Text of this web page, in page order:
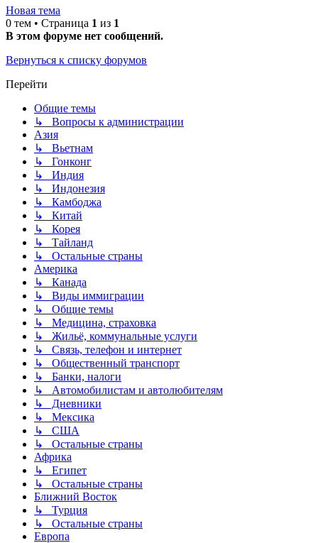
Новая тема
0 тем • Страница 1 из 1
В этом форуме нет сообщений.
Вернуться к списку форумов
Перейти
Общие темы
↳ Вопросы к администрации
Азия
↳ Вьетнам
↳ Гонконг
↳ Индия
↳ Индонезия
↳ Камбоджа
↳ Китай
↳ Корея
↳ Тайланд
↳ Остальные страны
Америка
↳ Канада
↳ Виды иммиграции
↳ Общие темы
↳ Медицина, страховка
↳ Жильё, коммунальные услуги
↳ Связь, телефон и интернет
↳ Общественный транспорт
↳ Банки, налоги
↳ Автомобилистам и автолюбителям
↳ Дневники
↳ Мексика
↳ США
↳ Остальные страны
Африка
↳ Египет
↳ Остальные страны
Ближний Восток
↳ Турция
↳ Остальные страны
Европа